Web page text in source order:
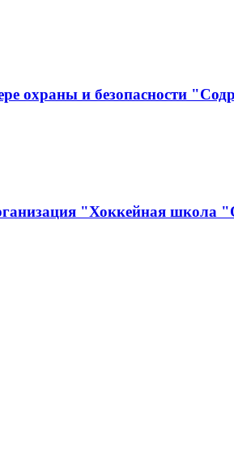
охраны и безопасности
"Хоккейная школа